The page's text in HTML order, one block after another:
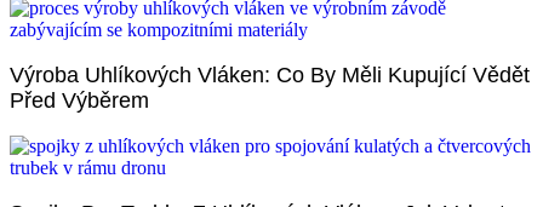
Výroba Uhlíkových Vláken: Co By Měli Kupující Vědět
Před Výběrem